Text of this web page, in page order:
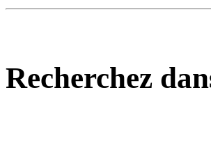
Recherchez